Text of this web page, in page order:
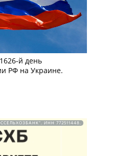
й день
РФ на Украине.
ИНН 772511448.